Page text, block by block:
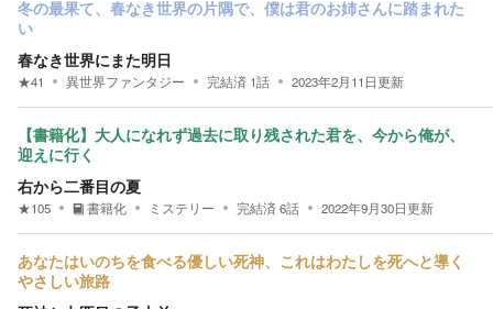
冬の最果て、春なき世界の片隅で、僕は君のお姉さんに踏まれた
い
春なき世界にまた明日
★41 異世界ファンタジー 完結済 1話 2023年2月11日更新
【書籍化】大人になれず過去に取り残された君を、今から俺が、
迎えに行く
右から二番目の夏
★105 書籍化 ミステリー 完結済 6話 2022年9月30日更新
あなたはいのちを食べる優しい死神、これはわたしを死へと導く
やさしい旅路